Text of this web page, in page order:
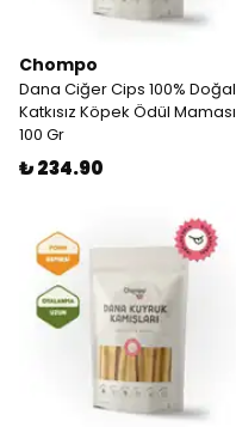
Chompo
Dana Ciğer Cips 100% Doğal
Katkısız Köpek Ödül Maması
100 Gr
₺ 234.90